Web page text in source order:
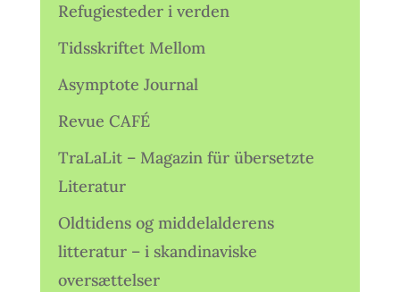
Refugiesteder i verden
Tidsskriftet Mellom
Asymptote Journal
Revue CAFÉ
TraLaLit – Magazin für übersetzte
Literatur
Oldtidens og middelalderens
litteratur – i skandinaviske
oversættelser